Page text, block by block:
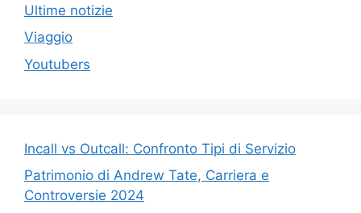
Ultime notizie
Viaggio
Youtubers
Incall vs Outcall: Confronto Tipi di Servizio
Patrimonio di Andrew Tate, Carriera e
Controversie 2024